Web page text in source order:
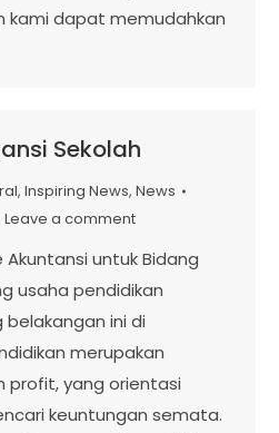
kami dapat memudahkan
Sekolah
, Inspiring News, News
Leave a comment
untuk Bidang
usaha pendidikan
ini di
merupakan
profit, yang orientasi
keuntungan semata.